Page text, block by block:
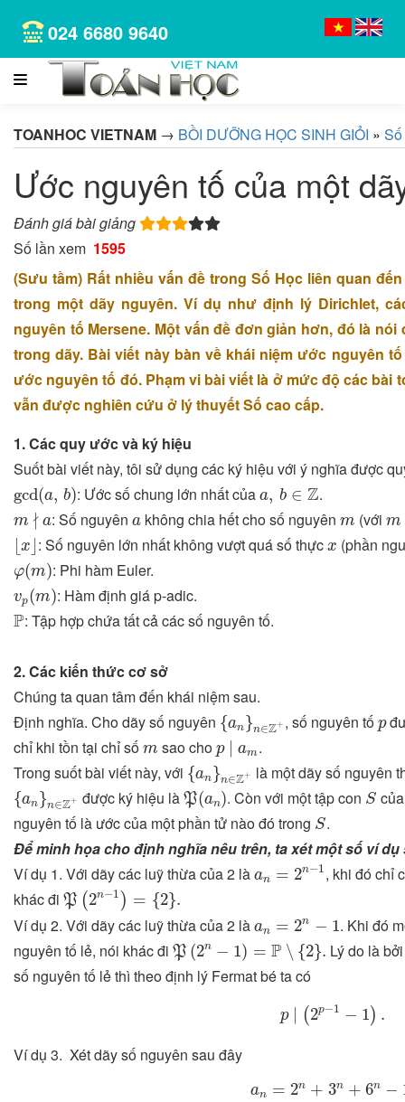
024 6680 9640
TOANHOC VIETNAM → BỒI DƯỠNG HỌC SINH GIỎI »
Ước nguyên tố của một
Đánh giá bài giảng
Số lần xem 1595
(Sưu tầm) Rất nhiều vấn đề trong Số Học liên quan
trong một dãy nguyên. Ví dụ như định lý Dirichlet,
nguyên tố Mersene. Một vấn đề đơn giản hơn, đó là
trong dãy. Bài viết này bàn về khái niệm ước nguyên
ước nguyên tố đó. Phạm vi bài viết là ở mức độ các bài
vẫn được nghiên cứu ở lý thuyết Số cao cấp.
1. Các quy ước và ký hiệu
Suốt bài viết này, tôi sử dụng các ký hiệu với ý nghĩa được
gcd(a, b)
gcd(a b) : Ước số chung lớn nhất củaa, b ∈ Z
a b∈Z .
m ∤ a
m ∤a : Số nguyêna
a không chia hết cho số nguyênm
m (vớim
m
x
⌊ x⌋ : Số nguyên lớn nhất không vượt quá số thực x
x (phần
φ(m)
φ(m): Phi hàm Euler.
vp(m)
v p(m): Hàm định giá p-adic.
P
P: Tập hợp chứa tất cả các số nguyên tố.
2. Các kiến thức cơ sở
Chúng ta quan tâm đến khái niệm sau.
Định nghĩa. Cho dãy số nguyên {an}n∈Z+
{an }n +
, số nguyên tố p
p
chỉ khi tồn tại chỉ số m
m sao cho p am
p∣ am.
Trong suốt bài viết này, với {an}n∈Z+
{an }n ∈ Z+là một dãy số nguyên
{an}n∈Z+
{an }n +
được ký hiệu là P(an)
P(an). Còn với một tập con S
S
nguyên tố là ước của một phần tử nào đó trong S
S.
Để minh họa cho định nghĩa nêu trên, ta xét một số ví dụ
Ví dụ 1. Với dãy các luỹ thừa của 2 là an = 2n−1
n n−1 , khi đó chỉ
khác đi P (2n−1 ) = {2}.
P( 2n−1)= .
Ví dụ 2. Với dãy các luỹ thừa của 2 là an = 2n − 1
a n−
. Khi đó
nguyên tố lẻ, nói khác đi P (2n − 1) = P ∖ {2}.
P( 2n− =P ∖{2}.
Lý do là
số nguyên tố lẻ thì theo định lý Fermat bé ta có
p ∣ (2p−1 − 1) .
p ∣(2p− 1).
Ví dụ 3. Xét dãy số nguyên sau đây
an = 2n + 3n + 6n −
an =2 + 3n 6 n−